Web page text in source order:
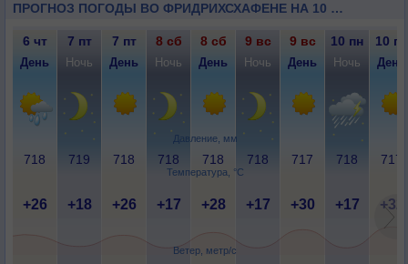
ПРОГНОЗ ПОГОДЫ ВО ФРИДРИХСХАФЕНЕ НА 10 ДНЕЙ
Давление, мм
Температура, °C
Ветер, метр/с
6 чт 7 пт 7 пт 8 сб 8 сб 9 вс 9 вс 10 пн 10 пн
День Ночь День Ночь День Ночь День Ночь День
718 719 718 718 718 718 717 718 717
+26 +18 +26 +17 +28 +17 +30 +17 +32